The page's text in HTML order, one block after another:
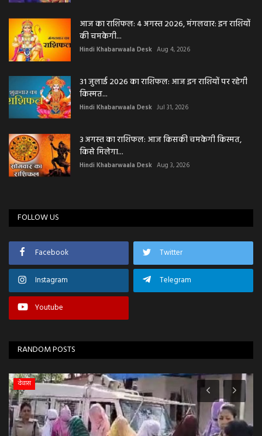
आज का राशिफल: 4 अगस्त 2026, मंगलवार: इन राशियों
की चमकेगी...
Hindi Khabarwaala Desk Aug 4, 2026
31 जुलाई 2026 का राशिफल: आज इन राशियों पर रहेगी
किस्मत...
Hindi Khabarwaala Desk Jul 31, 2026
3 अगस्त का राशिफल: आज किसकी चमकेगी किस्मत,
किसे मिलेगा...
Hindi Khabarwaala Desk Aug 3, 2026
FOLLOW US
Facebook Twitter
Instagram Telegram
Youtube
RANDOM POSTS
उज्जैन